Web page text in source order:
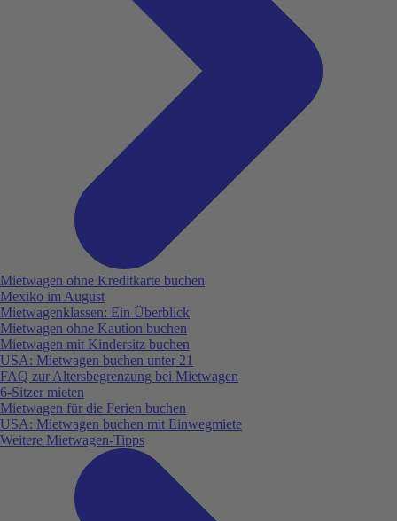
Mietwagen ohne Kreditkarte buchen
Mexiko im August
Mietwagenklassen: Ein Überblick
Mietwagen ohne Kaution buchen
Mietwagen mit Kindersitz buchen
USA: Mietwagen buchen unter 21
FAQ zur Altersbegrenzung bei Mietwagen
6-Sitzer mieten
Mietwagen für die Ferien buchen
USA: Mietwagen buchen mit Einwegmiete
Weitere Mietwagen-Tipps